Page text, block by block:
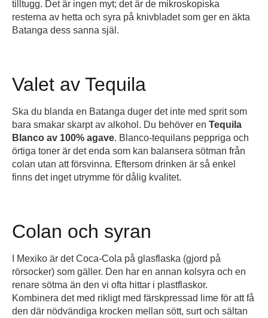
tilltugg. Det är ingen myt; det är de mikroskopiska
resterna av hetta och syra på knivbladet som ger en äkta
Batanga dess sanna själ.
Valet av Tequila
Ska du blanda en Batanga duger det inte med sprit som
bara smakar skarpt av alkohol. Du behöver en Tequila
Blanco av 100% agave. Blanco-tequilans peppriga och
örtiga toner är det enda som kan balansera sötman från
colan utan att försvinna. Eftersom drinken är så enkel
finns det inget utrymme för dålig kvalitet.
Colan och syran
I Mexiko är det Coca-Cola på glasflaska (gjord på
rörsocker) som gäller. Den har en annan kolsyra och en
renare sötma än den vi ofta hittar i plastflaskor.
Kombinera det med rikligt med färskpressad lime för att få
den där nödvändiga krocken mellan sött, surt och sältan